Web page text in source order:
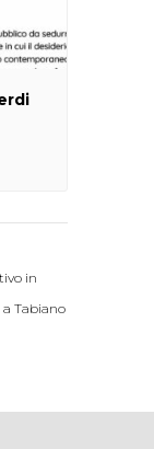
in
Tabiano